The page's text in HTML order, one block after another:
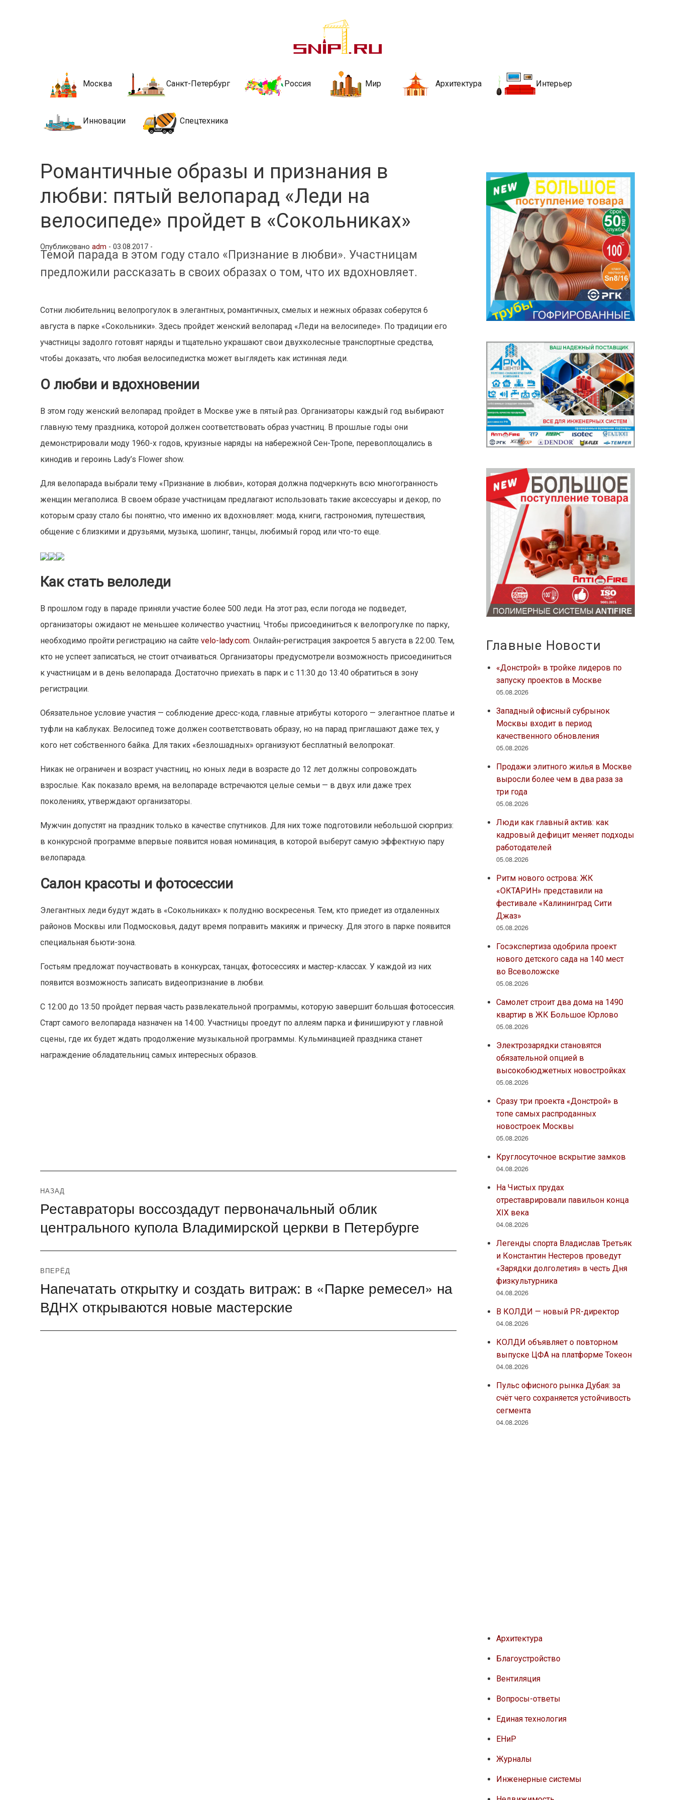
Новости строительства и недвижимости
стройкой рубрики
Москва Санкт-Петербург Россия Мир Архитектура Интерьер
Инновации Спецтехника
Романтичные образы и признания в
любви: пятый велопарад «Леди на
велосипеде» пройдет в «Сокольниках»
Опубликованоadm -03.08.2017 -
Темой парада в этом году стало «Признание в любви». Участницам
предложили рассказать в своих образах о том, что их вдохновляет.
Сотни любительниц велопрогулок в элегантных, романтичных, смелых и нежных образах соберутся 6
августа в парке «Сокольники». Здесь пройдет женский велопарад «Леди на велосипеде». По традиции его
участницы задолго готовят наряды и тщательно украшают свои двухколесные транспортные средства,
чтобы доказать, что любая велосипедистка может выглядеть как истинная леди.
О любви и вдохновении
В этом году женский велопарад пройдет в Москве уже в пятый раз. Организаторы каждый год выбирают
главную тему праздника, которой должен соответствовать образ участниц. В прошлые годы они
демонстрировали моду 1960-х годов, круизные наряды на набережной Сен-Тропе, перевоплощались в
кинодив и героинь Lady’s Flower show.
Для велопарада выбрали тему «Признание в любви», которая должна подчеркнуть всю многогранность
женщин мегаполиса. В своем образе участницам предлагают использовать такие аксессуары и декор, по
которым сразу стало бы понятно, что именно их вдохновляет: мода, книги, гастрономия, путешествия,
общение с близкими и друзьями, музыка, шопинг, танцы, любимый город или что-то еще.
Как стать велоледи
В прошлом году в параде приняли участие более 500 леди. На этот раз, если погода не подведет,
организаторы ожидают не меньшее количество участниц. Чтобы присоединиться к велопрогулке по парку,
необходимо пройти регистрацию на сайтеvelo-lady.com. Онлайн-регистрация закроется 5 августа в 22:00. Тем,
кто не успеет записаться, не стоит отчаиваться. Организаторы предусмотрели возможность присоединиться
к участницам и в день велопарада. Достаточно приехать в парк и с 11:30 до 13:40 обратиться в зону
регистрации.
Обязательное условие участия — соблюдение дресс-кода, главные атрибуты которого — элегантное платье и
туфли на каблуках. Велосипед тоже должен соответствовать образу, но на парад приглашают даже тех, у
кого нет собственного байка. Для таких «безлошадных» организуют бесплатный велопрокат.
Никак не ограничен и возраст участниц, но юных леди в возрасте до 12 лет должны сопровождать
взрослые. Как показало время, на велопараде встречаются целые семьи — в двух или даже трех
поколениях, утверждают организаторы.
Мужчин допустят на праздник только в качестве спутников. Для них тоже подготовили небольшой сюрприз:
в конкурсной программе впервые появится новая номинация, в которой выберут самую эффектную пару
велопарада.
Салон красоты и фотосессии
Элегантных леди будут ждать в «Сокольниках» к полудню воскресенья. Тем, кто приедет из отдаленных
районов Москвы или Подмосковья, дадут время поправить макияж и прическу. Для этого в парке появится
специальная бьюти-зона.
Гостьям предложат поучаствовать в конкурсах, танцах, фотосессиях и мастер-классах. У каждой из них
появится возможность записать видеопризнание в любви.
С 12:00 до 13:50 пройдет первая часть развлекательной программы, которую завершит большая фотосессия.
Старт самого велопарада назначен на 14:00. Участницы проедут по аллеям парка и финишируют у главной
сцены, где их будет ждать продолжение музыкальной программы. Кульминацией праздника станет
награждение обладательниц самых интересных образов.
Навигация
по
записям
НАЗАД
Предыдущая
Реставраторы воссоздадут первоначальный облик
центрального купола Владимирской церкви в Петербурге
ВПЕРЁД
Следующая
Напечатать открытку и создать витраж: в «Парке ремесел» на
ВДНХ открываются новые мастерские
Главные Новости
«Донстрой» в тройке лидеров по
запуску проектов в Москве
05.08.2026
Западный офисный субрынок
Москвы входит в период
качественного обновления
05.08.2026
Продажи элитного жилья в Москве
выросли более чем в два раза за
три года
05.08.2026
Люди как главный актив: как
кадровый дефицит меняет подходы
работодателей
05.08.2026
Ритм нового острова: ЖК
«ОКТАРИН» представили на
фестивале «Калининград Сити
Джаз»
05.08.2026
Госэкспертиза одобрила проект
нового детского сада на 140 мест
во Всеволожске
05.08.2026
Самолет строит два дома на 1490
квартир в ЖК Большое Юрлово
05.08.2026
Электрозарядки становятся
обязательной опцией в
высокобюджетных новостройках
05.08.2026
Сразу три проекта «Донстрой» в
топе самых распроданных
новостроек Москвы
05.08.2026
Круглосуточное вскрытие замков
04.08.2026
На Чистых прудах
отреставрировали павильон конца
XIX века
04.08.2026
Легенды спорта Владислав Третьяк
и Константин Нестеров проведут
«Зарядки долголетия» в честь Дня
физкультурника
04.08.2026
В КОЛДИ — новый PR-директор
04.08.2026
КОЛДИ объявляет о повторном
выпуске ЦФА на платформе Токеон
04.08.2026
Пульс офисного рынка Дубая: за
счёт чего сохраняется устойчивость
сегмента
04.08.2026
Архитектура
Благоустройство
Вентиляция
Вопросы-ответы
Единая технология
ЕНиР
Журналы
Инженерные системы